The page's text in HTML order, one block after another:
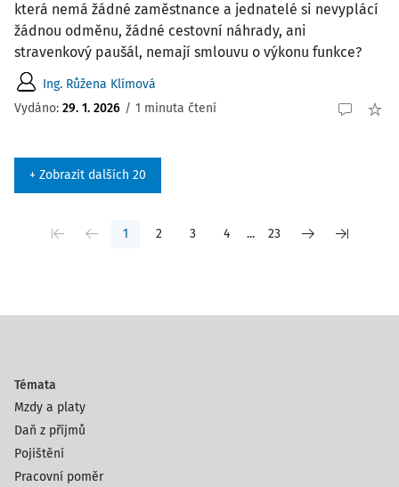
která nemá žádné zaměstnance a jednatelé si nevyplácí
žádnou odměnu, žádné cestovní náhrady, ani
stravenkový paušál, nemají smlouvu o výkonu funkce?
Ing. Růžena Klímová
Vydáno: 29. 1. 2026 / 1 minuta čtení
+ Zobrazit dalších 20
1 2 3 4 ... 23
Témata
Mzdy a platy
Daň z příjmů
Pojištění
Pracovní poměr